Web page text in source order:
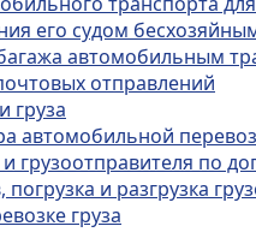
его судом
автомобильным
отправлений
груза
автомобильной
грузоотправителя по
и разгрузка
груза